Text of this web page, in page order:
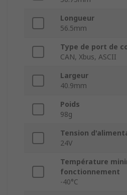
Longueur
56.5mm
Type de port de
CAN, Xbus, ASCII
Largeur
40.9mm
Poids
98g
Tension
24V
Température
fonctionnement
-40°C